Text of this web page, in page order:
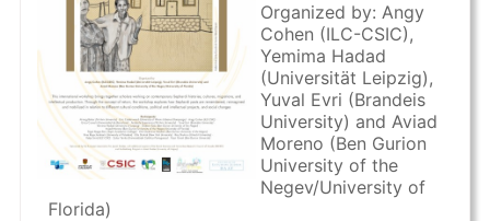
Organized by: Angy
Cohen (ILC-CSIC),
Yemima Hadad
(Universität Leipzig),
Yuval Evri (Brandeis
University) and Aviad
Moreno (Ben Gurion
University of the
Negev/University of
Florida)